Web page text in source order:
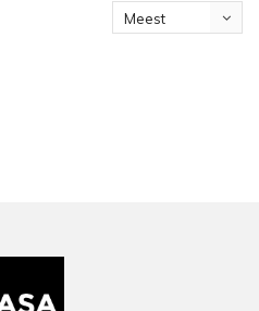
Meest